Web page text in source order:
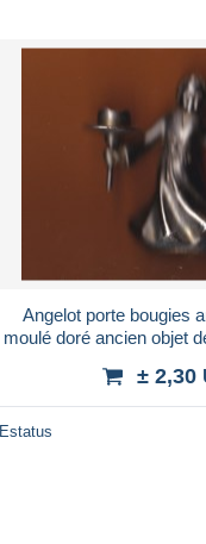
Angelot porte bougies
moulé doré ancien objet
± 2,30
Estatus